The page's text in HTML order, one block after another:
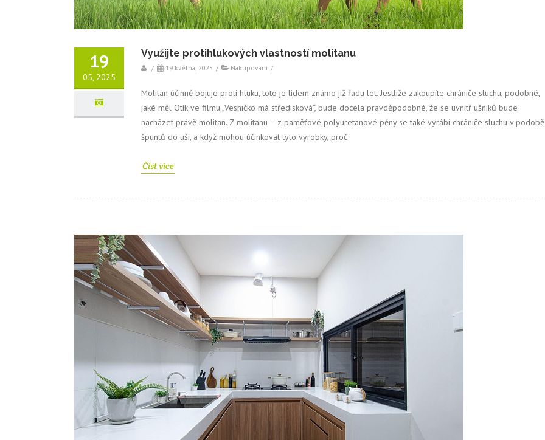
19
05, 2025
Využijte protihlukových vlastností molitanu
/ 19 května, 2025 / Nakupování /
Molitan účinně bojuje proti hluku, toto je lidem známo již řadu let. Jestliže zakoupíte chrániče sluchu, podobné,
jaké měl Otík ve filmu „Vesničko má středisková“, bude docela pravděpodobné, že se uvnitř ušníků bude
nacházet právě molitan. Z molitanu – z paměťové polyuretanové pěny se také vyrábí chrániče sluchu v podobě
špuntů do uší, a když mohou účinkovat tyto výrobky, proč
Číst více